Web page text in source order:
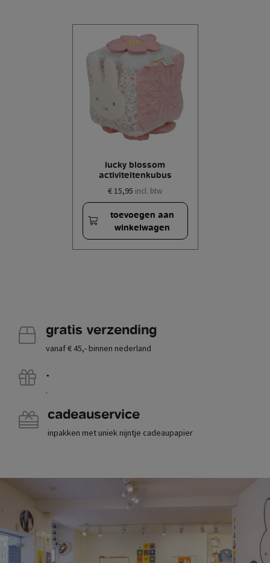
lucky blossom
activiteitenkubus
€ 15,95 incl. btw
toevoegen aan
winkelwagen
gratis verzending
vanaf € 45,- binnen nederland
.
.
cadeauservice
inpakken met uniek nijntje cadeaupapier